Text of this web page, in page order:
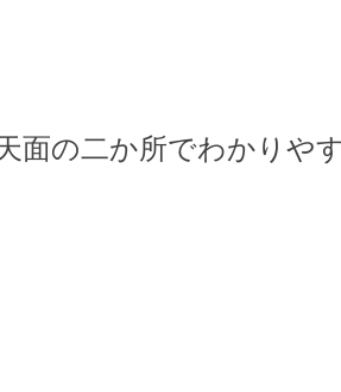
面の二か所でわかりや